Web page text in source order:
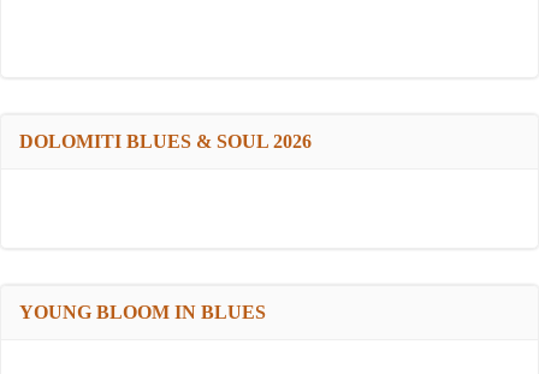
DOLOMITI BLUES & SOUL 2026
YOUNG BLOOM IN BLUES